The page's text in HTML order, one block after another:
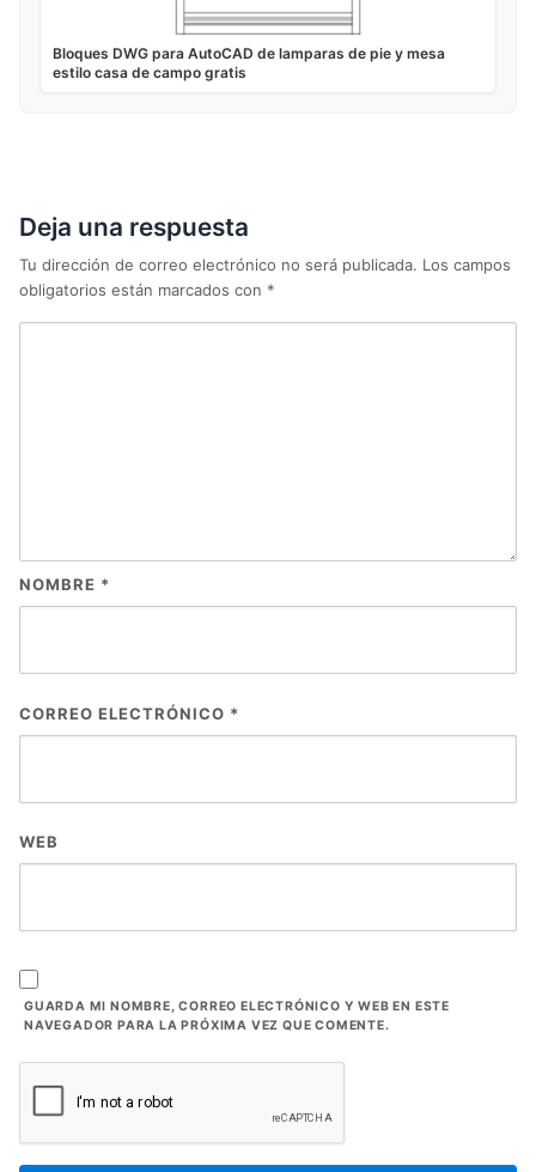
Bloques DWG para AutoCAD de lamparas de pie y mesa
estilo casa de campo gratis
Deja una respuesta
Tu dirección de correo electrónico no será publicada. Los campos
obligatorios están marcados con *
NOMBRE *
CORREO ELECTRÓNICO *
WEB
GUARDA MI NOMBRE, CORREO ELECTRÓNICO Y WEB EN ESTE
NAVEGADOR PARA LA PRÓXIMA VEZ QUE COMENTE.